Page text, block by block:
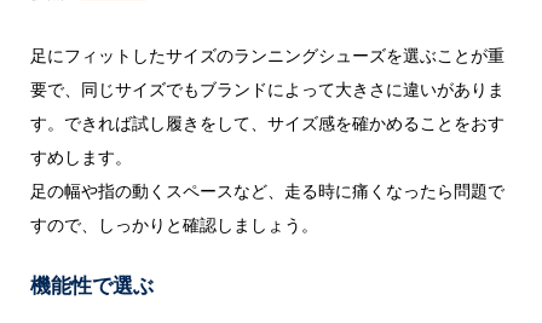
足にフィットしたサイズのランニングシューズを選ぶことが重
要で、同じサイズでもブランドによって大きさに違いがありま
す。できれば試し履きをして、サイズ感を確かめることをおす
すめします。
足の幅や指の動くスペースなど、走る時に痛くなったら問題で
すので、しっかりと確認しましょう。
機能性で選ぶ